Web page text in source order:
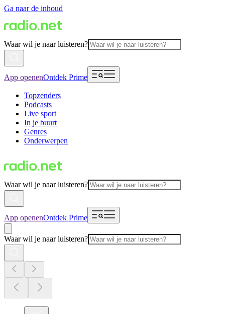
Ga naar de inhoud
Waar wil je naar luisteren?
App openenOntdek Prime
Topzenders
Podcasts
Live sport
In je buurt
Genres
Onderwerpen
Waar wil je naar luisteren?
App openenOntdek Prime
Waar wil je naar luisteren?